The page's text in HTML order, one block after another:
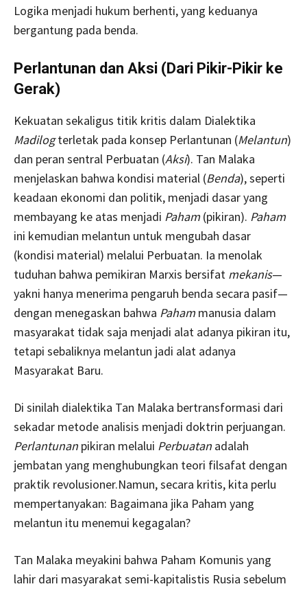
Logika menjadi hukum berhenti, yang keduanya
bergantung pada benda.
Perlantunan dan Aksi (Dari Pikir-Pikir ke
Gerak)
Kekuatan sekaligus titik kritis dalam Dialektika
Madilogterletak pada konsep Perlantunan (Melantun)
dan peran sentral Perbuatan (Aksi). Tan Malaka
menjelaskan bahwa kondisi material (Benda), seperti
keadaan ekonomi dan politik, menjadi dasar yang
membayang ke atas menjadi Paham (pikiran). Paham
ini kemudian melantun untuk mengubah dasar
(kondisi material) melalui Perbuatan. Ia menolak
tuduhan bahwa pemikiran Marxis bersifat mekanis—
yakni hanya menerima pengaruh benda secara pasif—
dengan menegaskan bahwa Paham manusia dalam
masyarakat tidak saja menjadi alat adanya pikiran itu,
tetapi sebaliknya melantun jadi alat adanya
Masyarakat Baru.
Di sinilah dialektika Tan Malaka bertransformasi dari
sekadar metode analisis menjadi doktrin perjuangan.
Perlantunan pikiran melalui Perbuatan adalah
jembatan yang menghubungkan teori filsafat dengan
praktik revolusioner.Namun, secara kritis, kita perlu
mempertanyakan: Bagaimana jika Paham yang
melantun itu menemui kegagalan?
Tan Malaka meyakini bahwa Paham Komunis yang
lahir dari masyarakat semi-kapitalistis Rusia sebelum